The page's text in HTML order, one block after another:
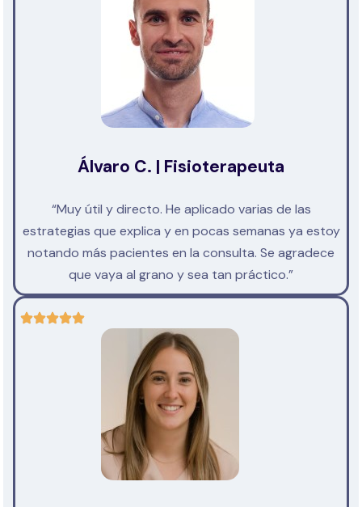
Álvaro C. | Fisioterapeuta
“Muy útil y directo. He aplicado varias de las
estrategias que explica y en pocas semanas ya estoy
notando más pacientes en la consulta. Se agradece
que vaya al grano y sea tan práctico.”